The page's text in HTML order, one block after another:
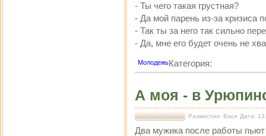
- Ты чего такая грустная?
- Да мой парень из-за кризиса
- Так ты за него так сильно
- Да, мне его будет очень не
Категория:
Молодежь
А моя - в
Разместил: Вася Дата:
Два мужика после работы